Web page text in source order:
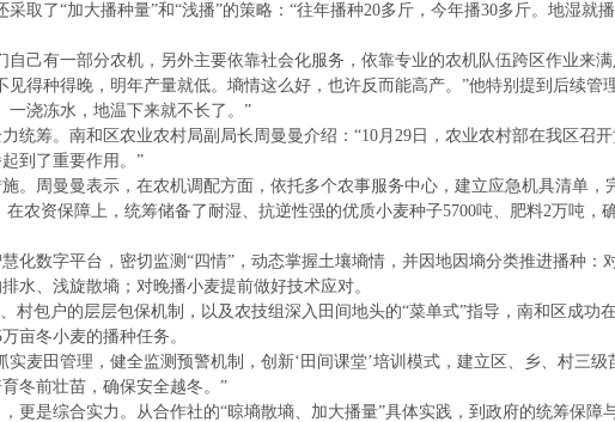
取了“加大播种量”和“浅播”的策略：“往年播种20多斤，今年播30多斤。地湿就
有一部分农机，另外主要依靠社会化服务，依靠专业的农机队伍跨区作业来满
种得晚，明年产量就低。墒情这么好，也许反而能高产。”他特别提到后续管
一浇冻水，地温下来就不长了。”
筹。南和区农业农村局副局长周曼曼介绍：“10月29日，农业农村部在我区召
到了重要作用。”
周曼曼表示，在农机调配方面，依托多个农事服务中心，建立应急机具清单，
农资保障上，统筹储备了耐湿、抗逆性强的优质小麦种子5700吨、肥料2万吨，
数字平台，密切监测“四情”，动态掌握土壤墒情，并因地因墒分类推进播种：
水、浅旋散墒；对晚播小麦提前做好技术应对。
包户的层层包保机制，以及农技组深入田间地头的“菜单式”指导，南和区成功在
亩冬小麦的播种任务。
田管理，健全监测预警机制，创新‘田间课堂’培训模式，建立区、乡、村三级
冬前壮苗，确保安全越冬。”
是综合实力。从合作社的“晾墒散墒、加大播量”具体实践，到政府的统筹保障